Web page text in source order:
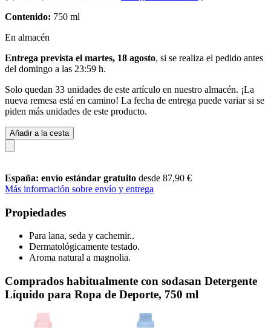
Contenido: 750 ml
En almacén
Entrega prevista el martes, 18 agosto, si se realiza el pedido antes
del domingo a las 23:59 h.
Solo quedan 33 unidades de este artículo en nuestro almacén. ¡La
nueva remesa está en camino! La fecha de entrega puede variar si se
piden más unidades de este producto.
Añadir a la cesta
España: envío estándar gratuito desde 87,90 €
Más información sobre envío y entrega
Propiedades
Para lana, seda y cachemir..
Dermatológicamente testado.
Aroma natural a magnolia.
Comprados habitualmente con sodasan Detergente
Líquido para Ropa de Deporte, 750 ml